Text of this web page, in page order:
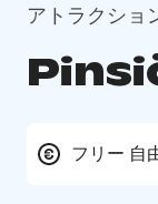
アトラクショ
フリー 自